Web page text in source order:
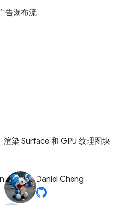
告瀑布流
染 Surface 和 GPU 纹理图块
Daniel Cheng